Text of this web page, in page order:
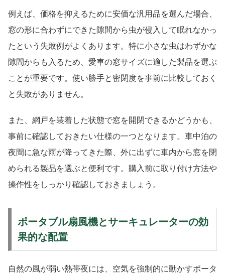
例えば、価格を抑えるために安価な汎用品を選んだ場合、
窓の形に合わずにできた隙間から虫が侵入して眠れなかっ
たという失敗例がよくあります。特に小さな虫はわずかな
隙間からも入るため、愛車の窓サイズに適した製品を選ぶ
ことが重要です。使い勝手と密閉度を事前に比較しておく
と失敗がありません。
また、網戸を装着した状態で窓を開閉できるかどうかも、
事前に確認しておきたい仕様の一つとなります。車中泊の
夜間に急な雨が降ってきた際、外に出ずに車内から窓を閉
められる製品を選ぶと便利です。購入前に取り付け方法や
操作性をしっかり確認しておきましょう。
ポータブル扇風機とサーキュレーターの効
果的な配置
自然の風が弱い熱帯夜には、空気を強制的に動かすポータ